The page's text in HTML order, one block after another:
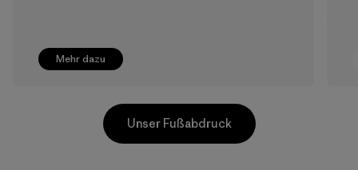
Mehr dazu
Unser Fußabdruck